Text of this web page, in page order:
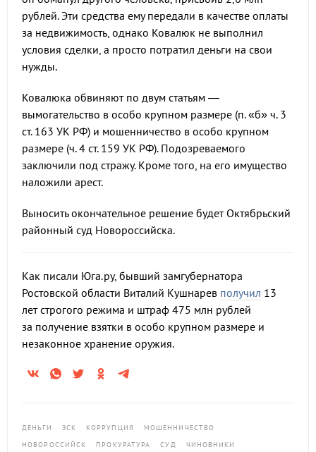
рублей. Эти средства ему передали в качестве оплаты
за недвижимость, однако Ковалюк не выполнил
условия сделки, а просто потратил деньги на свои
нужды.
Ковалюка обвиняют по двум статьям —
вымогательство в особо крупном размере (п. «б» ч. 3
ст. 163 УК РФ) и мошенничество в особо крупном
размере (ч. 4 ст. 159 УК РФ). Подозреваемого
заключили под стражу. Кроме того, на его имущество
наложили арест.
Выносить окончательное решение будет Октябрьский
районный суд Новороссийска.
Как писали Юга.ру, бывший замгубернатора
Ростовской области Виталий Кушнарев получил 13
лет строгого режима и штраф 475 млн рублей
за получение взятки в особо крупном размере и
незаконное хранение оружия.
ДЕНЬГИ ЗСК КОРРУПЦИЯ
МОШЕННИЧЕСТВО
НОВОРОССИЙСК
ПРОКУРАТУРА СУД ЧИНОВНИКИ